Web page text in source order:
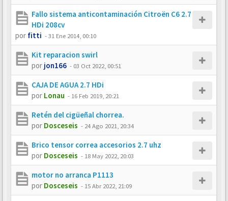
Fallo sistema anticontaminación Citroën C6 2.7
HDi 208cv
por fitti -31 Ene 2014, 00:10
Kit reparacion swirl
por jon166 - 03 Oct 2022, 00:51
CAJA DE AGUA 2.7 HDi
por Lonau - 16 Feb 2019, 20:21
Retén del cigüeñal chorrea.
por Dosceseis - 24 Ago 2021, 20:34
Brico tensor correa accesorios 2.7 uhz
por Dosceseis - 18 May 2022, 20:03
motor no arranca P1113
por Dosceseis - 15 Abr 2022, 21:09